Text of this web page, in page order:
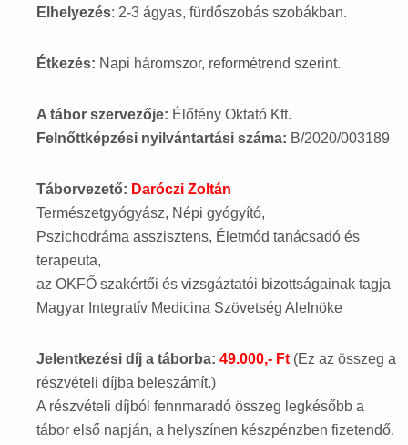
Elhelyezés: 2-3 ágyas, fürdőszobás szobákban.
Étkezés: Napi háromszor, reformétrend szerint.
A tábor szervezője: Élőfény Oktató Kft.
Felnőttképzési nyilvántartási száma: B/2020/003189
Táborvezető: Daróczi Zoltán
Természetgyógyász, Népi gyógyító,
Pszichodráma asszisztens, Életmód tanácsadó és
terapeuta,
az OKFŐ szakértői és vizsgáztatói bizottságainak tagja
Magyar Integratív Medicina Szövetség Alelnöke
Jelentkezési díj a táborba: 49.000,- Ft (Ez az összeg a
részvételi díjba beleszámít.)
A részvételi díjból fennmaradó összeg legkésőbb a
tábor első napján, a helyszínen készpénzben fizetendő.